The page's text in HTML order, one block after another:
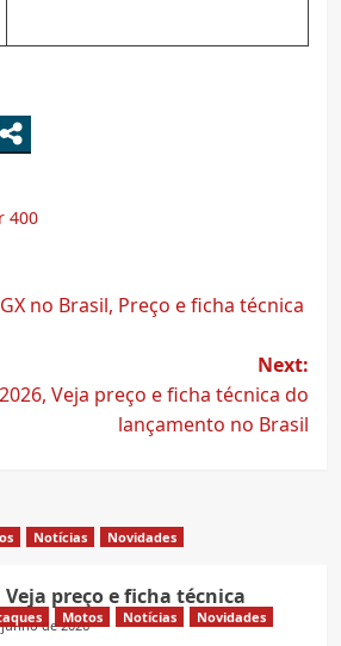
400
no Brasil, Preço e ficha técnica
Next:
Veja preço e ficha técnica do
lançamento no Brasil
Notícias Novidades
Veja preço e ficha técnica
de 2026
Motos Notícias
Novidades